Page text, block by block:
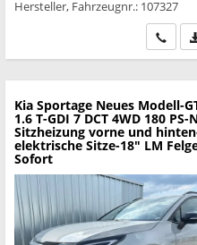
drucken
oder vergleichen
Hersteller, Fahrzeugnr.: 107327
Wir
Kia Sportage Neues Modell-
1.6 T-GDI 7 DCT 4WD 180 PS-
Sitzheizung vorne und
elektrische Sitze-18" LM
Sofort